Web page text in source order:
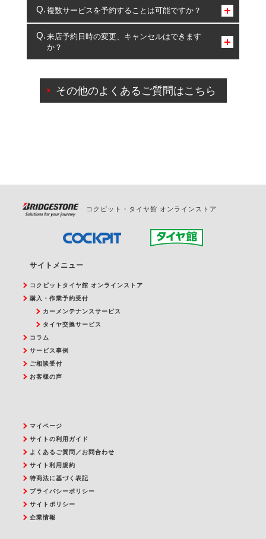
コクピット・タイヤ館のみとなります。
複数サービスを予約することは可能ですか？
複数サービスのご予約は可能です。
一部の商品・サービスの組み合わせに限り、同時にご予約が
出来ないものもございます。
来店予約日時の変更、キャンセルはできます
か？
ご来店予約日の3営業日前を過ぎている場合のご予約
の日時変更につきましては、直接ご予約の店舗まで
その他のよくあるご質問はこちら
コクピット・タイヤ館 オンラインストア
サイトメニュー
コクピットタイヤ館 オンラインストア
購入・作業予約受付
カーメンテナンスサービス
タイヤ交換サービス
コラム
サービス事例
ご相談受付
お客様の声
マイページ
サイトの利用ガイド
よくあるご質問／お問合わせ
サイト利用規約
特商法に基づく表記
プライバシーポリシー
サイトポリシー
企業情報